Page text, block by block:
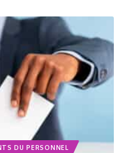
DU PERSONNEL